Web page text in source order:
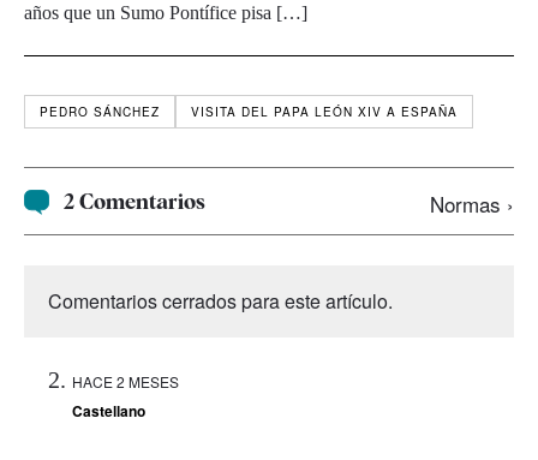
años que un Sumo Pontífice pisa […]
PEDRO SÁNCHEZ VISITA DEL PAPA LEÓN XIV A ESPAÑA
2 Comentarios Normas ›
Comentarios cerrados para este artículo.
HACE 2 MESES
Castellano